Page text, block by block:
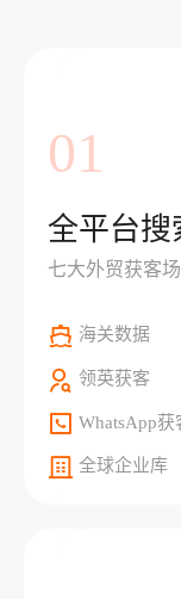
01
全平台搜
七大外贸获客
海关数据
领英获客
WhatsApp获
全球企业库